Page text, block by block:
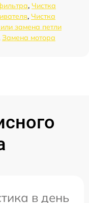
, Чистка
, Чистка
замена петли
Замена мотора
в день